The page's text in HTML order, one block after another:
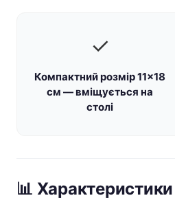
✓
Компактний розмір 11×18
см — вміщується на
столі
📊 Характеристики